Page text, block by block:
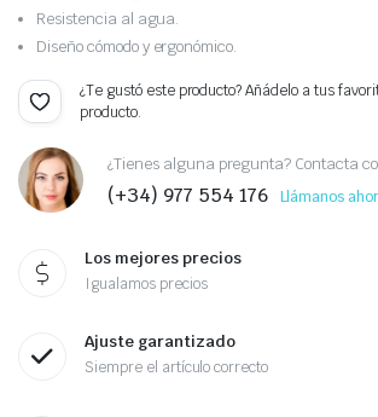
Resistencia al agua.
Diseño cómodo y ergonómico.
¿Te gustó este producto? Añádelo a tus
producto.
¿Tienes alguna pregunta? Contacta
(+34) 977 554 176 Llámanos
Los mejores precios
Igualamos precios
Ajuste garantizado
Siempre el artículo correcto